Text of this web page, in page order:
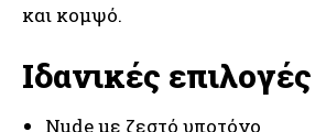
και κομψό.
Ιδανικές επιλογές
Nude με ζεστό υποτόνο